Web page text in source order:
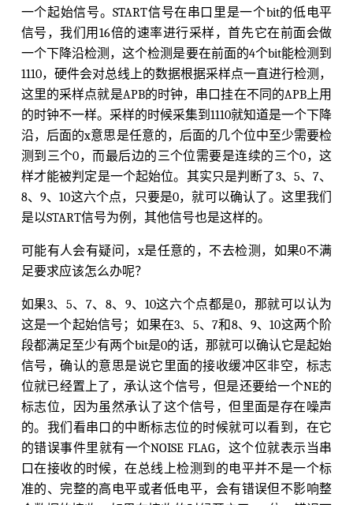
一个起始信号。START信号在串口里是一个bit的低电平
信号，我们用16倍的速率进行采样，首先它在前面会做
一个下降沿检测，这个检测是要在前面的4个bit能检测到
1110，硬件会对总线上的数据根据采样点一直进行检测，
这里的采样点就是APB的时钟，串口挂在不同的APB上用
的时钟不一样。采样的时候采集到1110就知道是一个下降
沿，后面的x意思是任意的，后面的几个位中至少需要检
测到三个0，而最后边的三个位需要是连续的三个0，这
样才能被判定是一个起始位。其实只是判断了3、5、7、
8、9、10这六个点，只要是0，就可以确认了。这里我们
是以START信号为例，其他信号也是这样的。
可能有人会有疑问，x是任意的，不去检测，如果0不满
足要求应该怎么办呢？
如果3、5、7、8、9、10这六个点都是0，那就可以认为
这是一个起始信号；如果在3、5、7和8、9、10这两个阶
段都满足至少有两个bit是0的话，那就可以确认它是起始
信号，确认的意思是说它里面的接收缓冲区非空，标志
位就已经置上了，承认这个信号，但是还要给一个NE的
标志位，因为虽然承认了这个信号，但里面是存在噪声
的。我们看串口的中断标志位的时候就可以看到，在它
的错误事件里就有一个NOISE FLAG，这个位就表示当串
口在接收的时候，在总线上检测到的电平并不是一个标
准的、完整的高电平或者低电平，会有错误但不影响整